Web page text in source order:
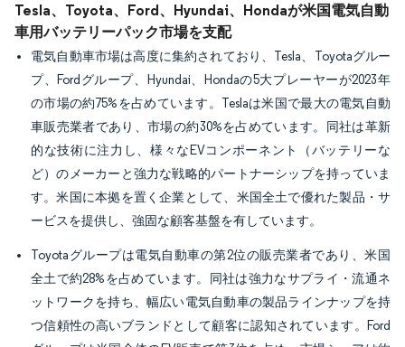
Tesla、Toyota、Ford、Hyundai、Hondaが米国電気自動
車用バッテリーパック市場を支配
電気自動車市場は高度に集約されており、Tesla、Toyotaグルー
プ、Fordグループ、Hyundai、Hondaの5大プレーヤーが2023年
の市場の約75%を占めています。Teslaは米国で最大の電気自動
車販売業者であり、市場の約30%を占めています。同社は革新
的な技術に注力し、様々なEVコンポーネント（バッテリーな
ど）のメーカーと強力な戦略的パートナーシップを持っていま
す。米国に本拠を置く企業として、米国全土で優れた製品・サ
ービスを提供し、強固な顧客基盤を有しています。
Toyotaグループは電気自動車の第2位の販売業者であり、米国
全土で約28%を占めています。同社は強力なサプライ・流通ネ
ットワークを持ち、幅広い電気自動車の製品ラインナップを持
つ信頼性の高いブランドとして顧客に認知されています。Ford